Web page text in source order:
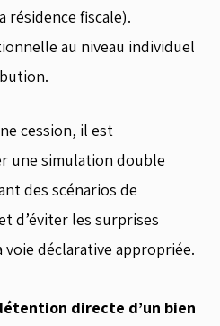
résidence fiscale).
au niveau individuel
cession, il est
une simulation double
des scénarios de
d’éviter les surprises
déclarative appropriée.
directe d’un bien